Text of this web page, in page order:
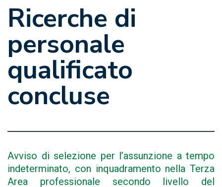
Ricerche di
personale
qualificato
concluse
Avviso di selezione per l’assunzione a tempo
indeterminato, con inquadramento nella Terza
Area professionale secondo livello del